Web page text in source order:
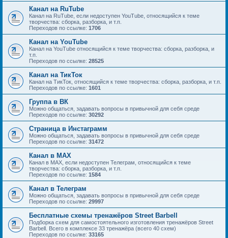
Канал на RuTube
Канал на RuTube, если недоступен YouTube, относящийся к теме
творчества: сборка, разборка, и т.п.
Переходов по ссылке: 1706
Канал на YouTube
Канал на YouTube относящийся к теме творчества: сборка, разборка, и
т.п.
Переходов по ссылке: 28525
Канал на ТикТок
Канал на ТикТок, относящийся к теме творчества: сборка, разборка, и т.п.
Переходов по ссылке: 1601
Группа в ВК
Можно общаться, задавать вопросы в привычной для себя среде
Переходов по ссылке: 30292
Страница в Инстаграмм
Можно общаться, задавать вопросы в привычной для себя среде
Переходов по ссылке: 31472
Канал в MAX
Канал в MAX, если недоступен Телеграм, относящийся к теме
творчества: сборка, разборка, и т.п.
Переходов по ссылке: 1584
Канал в Телеграм
Можно общаться, задавать вопросы в привычной для себя среде
Переходов по ссылке: 29997
Бесплатные схемы тренажёров Street Barbell
Подборка схем для самостоятельного изготовления тренажёров Street
Barbell. Всего в комплексе 33 тренажёра (всего 40 схем)
Переходов по ссылке: 33165